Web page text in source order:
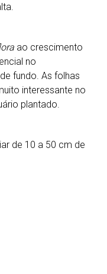
ao crescimento
no
fundo. As folhas
interessante no
plantado.
de 10 a 50 cm de